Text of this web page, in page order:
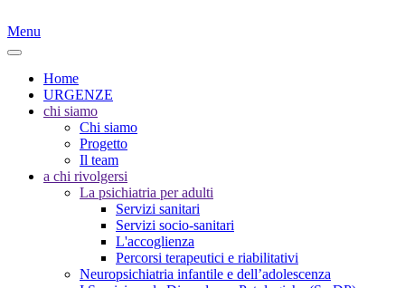
Menu
Home
URGENZE
chi siamo
Chi siamo
Progetto
Il team
a chi rivolgersi
La psichiatria per adulti
Servizi sanitari
Servizi socio-sanitari
L'accoglienza
Percorsi terapeutici e riabilitativi
Neuropsichiatria infantile e dell’adolescenza